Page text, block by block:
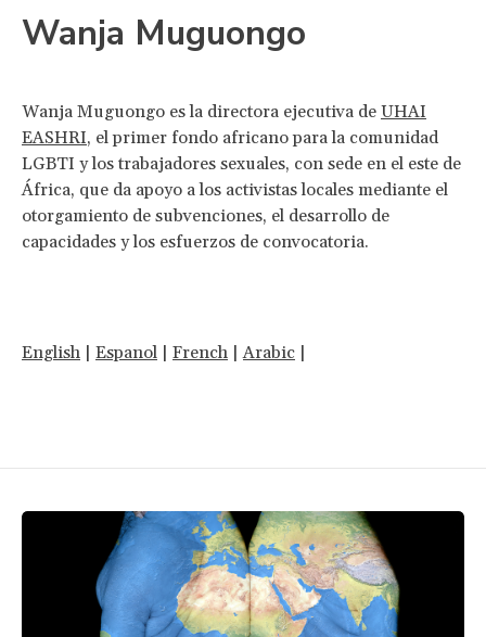
Wanja Muguongo
Wanja Muguongo es la directora ejecutiva de UHAI
EASHRI, el primer fondo africano para la comunidad
LGBTI y los trabajadores sexuales, con sede en el este de
África, que da apoyo a los activistas locales mediante el
otorgamiento de subvenciones, el desarrollo de
capacidades y los esfuerzos de convocatoria.
English | Espanol | French |Arabic |